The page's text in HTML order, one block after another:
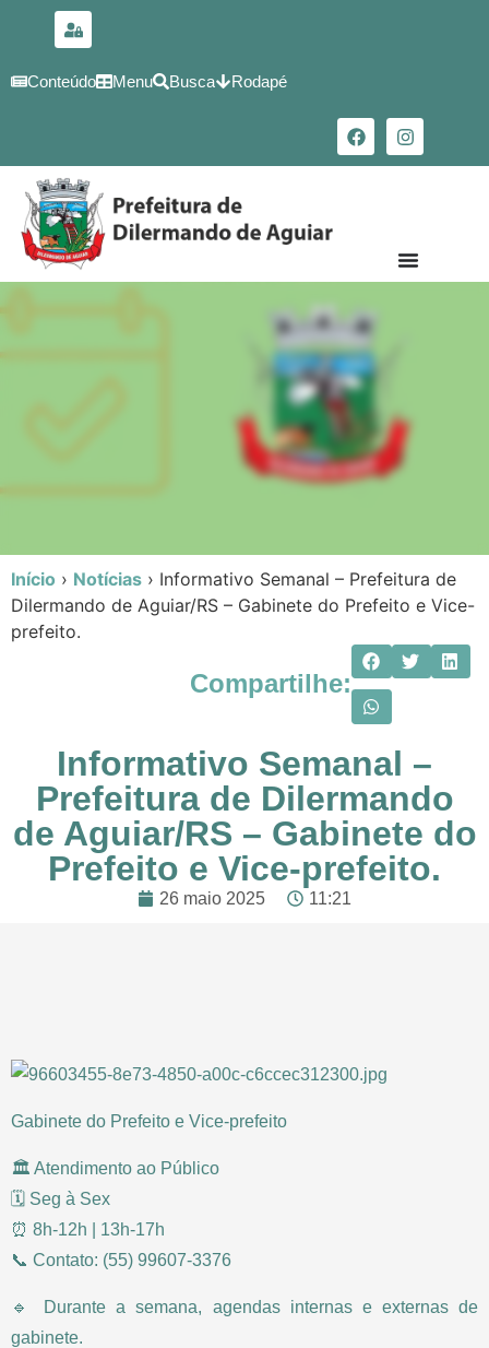
conteúdo
Conteúdo Menu Busca Rodapé
Início › Notícias › Informativo Semanal – Prefeitura de
Dilermando de Aguiar/RS – Gabinete do Prefeito e Vice-
prefeito.
Compartilhe:
Informativo Semanal –
Prefeitura de Dilermando
de Aguiar/RS – Gabinete do
Prefeito e Vice-prefeito.
26 maio 2025 11:21
Gabinete do Prefeito e Vice-prefeito
🏛️ Atendimento ao Público
🗓️ Seg à Sex
⏰ 8h-12h | 13h-17h
📞 Contato: (55) 99607-3376
🔹 Durante a semana, agendas internas e externas de
gabinete.